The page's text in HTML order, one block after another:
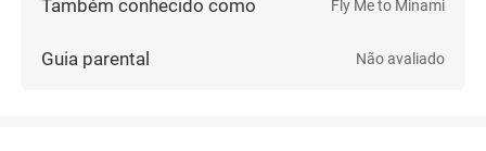
Também conhecido como Fly Me to Minami
Guia parental Não avaliado